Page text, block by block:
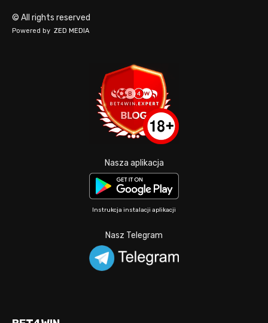
© All rights reserved
Powered by ZED MEDIA
Nasza aplikacja
Instrukcja instalacji aplikacji
Nasz Telegram